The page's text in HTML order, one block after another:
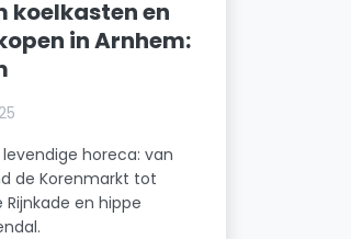
koelkasten en
in Arnhem:
horeca: van
de Korenmarkt tot
en hippe